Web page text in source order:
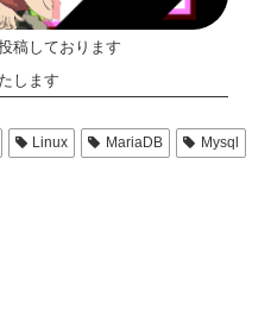
稿しております
します
Linux MariaDB Mysql